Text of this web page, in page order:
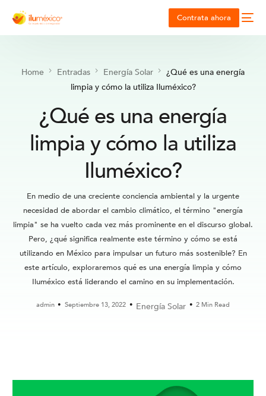
Contrata ahora
Home Entradas Energía Solar
¿Qué es una energía
limpia y cómo la utiliza Iluméxico?
¿Qué es una energía
limpia y cómo la utiliza
Iluméxico?
En medio de una creciente conciencia ambiental y la urgente
necesidad de abordar el cambio climático, el término "energía
limpia" se ha vuelto cada vez más prominente en el discurso global.
Pero, ¿qué significa realmente este término y cómo se está
utilizando en México para impulsar un futuro más sostenible? En
este artículo, exploraremos qué es una energía limpia y cómo
Iluméxico está liderando el camino en su implementación.
admin Septiembre 13, 2022 Energía Solar 2 Min Read